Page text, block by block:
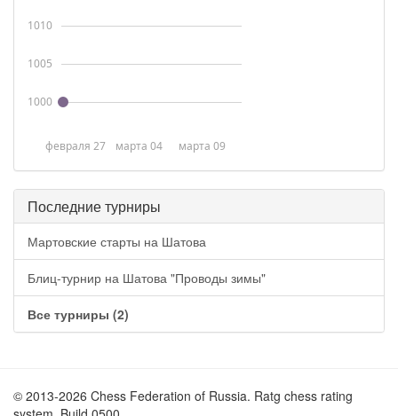
февраля 27 марта 04 марта 09
1000
1005
1010
Последние турниры
Мартовские старты на Шатова
Блиц-турнир на Шатова "Проводы зимы"
Все турниры (2)
© 2013-2026 Chess Federation of Russia. Ratg chess rating